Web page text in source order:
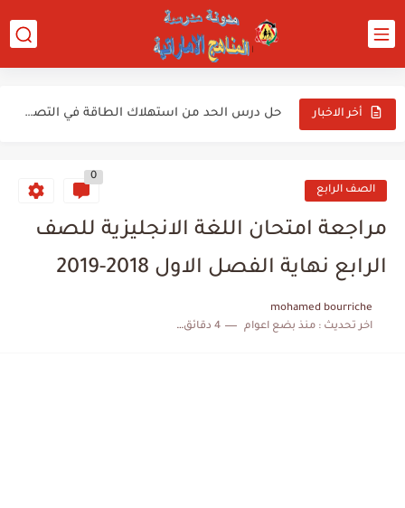
أخر الاخبار
حل درس عمر بن الخطاب للصف الخامس
حل درس الحد من استهلاك الطاقة في التصنيع للصف الثاني...
حل درس جهود العلماء في حفظ السنة للصف العاشر تربية... الصف الرابع
0
مراجعة امتحان اللغة الانجليزية للصف
الرابع نهاية الفصل الاول 2018-2019
mohamed bourriche
اخر تحديث :منذ بضع اعوام 4 دقائق للقراءة